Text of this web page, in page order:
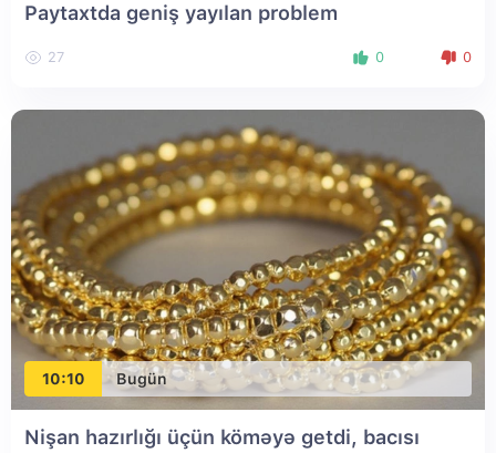
Paytaxtda geniş yayılan problem
27 0 0
10:10 Bugün
Nişan hazırlığı üçün köməyə getdi, bacısı